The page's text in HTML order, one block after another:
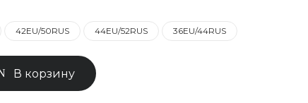
Улица
93к2
42EU/50RUS 44EU/52RUS 36EU/44RUS
В корзину